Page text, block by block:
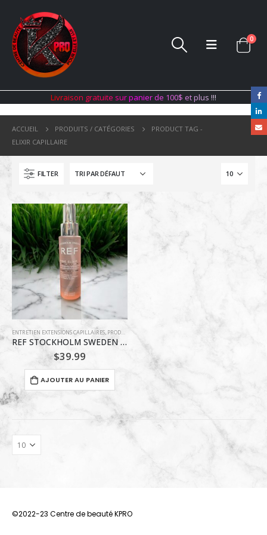
0
Livraison gratuite surpanier de 100$ etplus !!!
ACCUEIL PRODUITS / CATÉGORIES
PRODUCT TAG -
ELIXIR CAPILLAIRE
FILTER
ENTRETIEN EXTENSIONS CAPILLAIRES, PRODUITS HYDRATANT
REF STOCKHOLM SWEDEN SHINE ELIXIR 80ML
$39.99
AJOUTER AU PANIER
©2022-23 Centre de beauté KPRO